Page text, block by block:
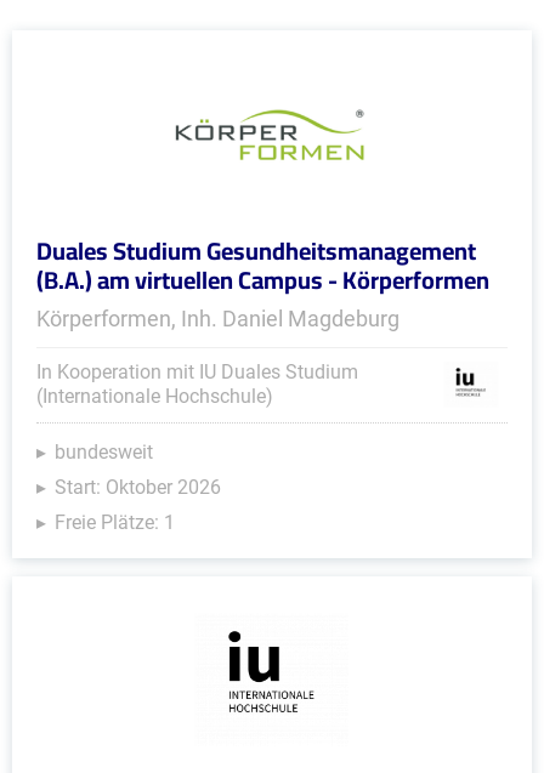
Duales Studium Gesundheitsmanagement
(B.A.) am virtuellen Campus - Körperformen
Körperformen, Inh. Daniel Magdeburg
In Kooperation mit IU Duales Studium
(Internationale Hochschule)
bundesweit
Start: Oktober 2026
Freie Plätze: 1